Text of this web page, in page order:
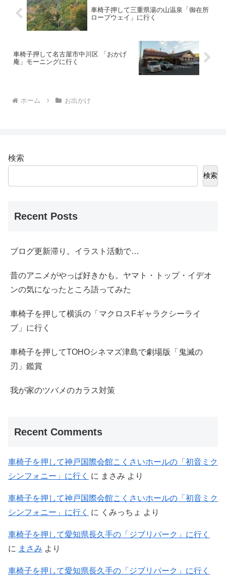
車椅子押して三重県湯の山温泉「御在所
ロープウェイ」に行く
車椅子押して名古屋市中川区 「おかげ
庵」モーニングに行く
ホーム お出かけ
検索
検索
Recent Posts
ブログ更新滞り。イラスト活動で…
昔のアニメがやっぱ好きかも。ヤマト・トップ・イデオ
ンの気になったところ語ってみた
車椅子を押して横浜の「マクロスFギャラクシーライ
ブ」に行く
車椅子を押してTOHOシネマズ津島で劇場版「鬼滅の
刃」鑑賞
我が家のツバメのカラス対策
Recent Comments
車椅子を押して神戸国際会館こくさいホールの「初音ミク
シンフォニー」に行く
に まさみ より
車椅子を押して神戸国際会館こくさいホールの「初音ミク
シンフォニー」に行く
に くみっちょ より
車椅子を押して愛知県長久手の「ジブリパーク」に行く
に まさみ より
車椅子を押して愛知県長久手の「ジブリパーク」に行く